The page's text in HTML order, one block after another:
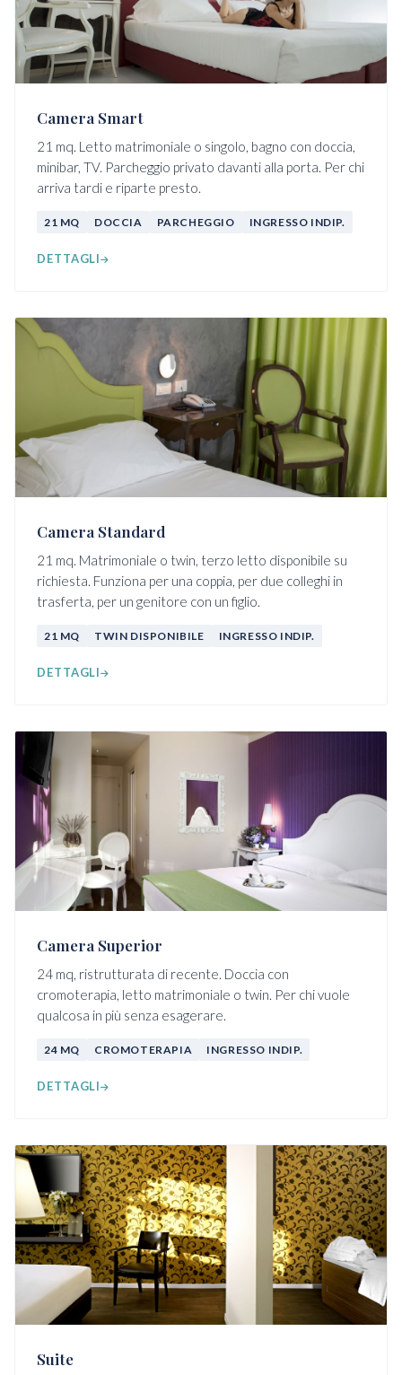
Camera Smart
21 mq. Letto matrimoniale o singolo, bagno con doccia,
minibar, TV. Parcheggio privato davanti alla porta. Per chi
arriva tardi e riparte presto.
21 MQ DOCCIA PARCHEGGIO INGRESSO INDIP.
DETTAGLI
Camera Standard
21 mq. Matrimoniale o twin, terzo letto disponibile su
richiesta. Funziona per una coppia, per due colleghi in
trasferta, per un genitore con un figlio.
21 MQ TWIN DISPONIBILE INGRESSO INDIP.
DETTAGLI
Camera Superior
24 mq, ristrutturata di recente. Doccia con
cromoterapia, letto matrimoniale o twin. Per chi vuole
qualcosa in più senza esagerare.
24 MQ CROMOTERAPIA INGRESSO INDIP.
DETTAGLI
Suite